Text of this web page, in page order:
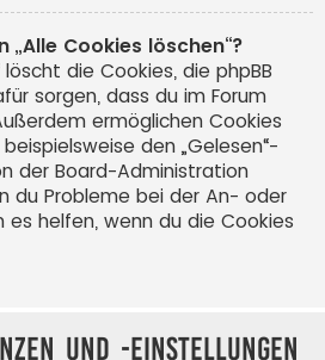
„Alle Cookies löschen“?
löscht die Cookies, die phpBB
sorgen, dass du im Forum
ermöglichen Cookies
den „Gelesen“-
der Board-Administration
du Probleme bei der An- oder
es helfen, wenn du die Cookies
und -einstellungen